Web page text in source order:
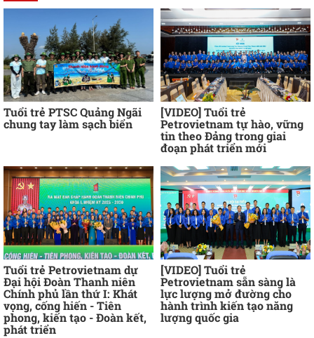
Tuổi trẻ PTSC Quảng Ngãi
chung tay làm sạch biển
[VIDEO] Tuổi trẻ
Petrovietnam tự hào, vững
tin theo Đảng trong giai
đoạn phát triển mới
Tuổi trẻ Petrovietnam dự
Đại hội Đoàn Thanh niên
Chính phủ lần thứ I: Khát
vọng, cống hiến - Tiên
phong, kiến tạo - Đoàn kết,
phát triển
[VIDEO] Tuổi trẻ
Petrovietnam sẵn sàng là
lực lượng mở đường cho
hành trình kiến tạo năng
lượng quốc gia